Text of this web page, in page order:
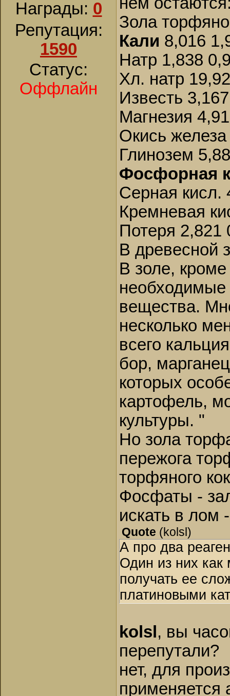
Награды: 0
Репутация:
1590
Статус:
Оффлайн
Зола
Кали 8,016
Натр 1,838
Хл. натр
Известь
Магнезия
Окись
Глинозем
Фосфорная
Серная кисл.
Кремневая
Потеря 2,821
В древесной
В золе,
необходимые
вещества.
несколько
всего
бор,
которых
картофель,
культуры. "
Но зола
пережога
торфяного
Фосфаты -
искать в лом
Quote (kolsl)
А про два
Один из них как
получать ее
платиновыми
kolsl , вы
перепутали?
нет, для
применяется